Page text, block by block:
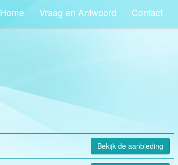
Home Vraag en Antwoord Contact
Bekijk de aanbieding